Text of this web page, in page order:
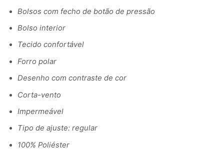
Bolsos com fecho de botão de pressão
Bolso interior
Tecido confortável
Forro polar
Desenho com contraste de cor
Corta-vento
Impermeável
Tipo de ajuste: regular
100% Poliéster